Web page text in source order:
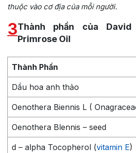
thuộc vào cơ địa của mỗi người.
3Thành phần của David
Primrose Oil
Thành Phần
Dầu hoa anh thảo
Oenothera Biennis L (
Oenothera Blennis – seed
d – alpha Tocopherol (vitamin E)